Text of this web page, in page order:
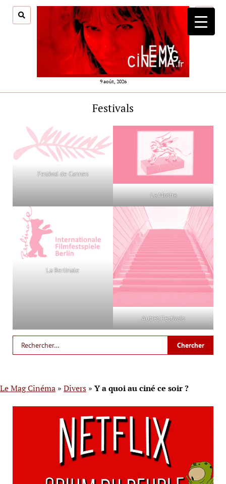
9 août, 2026
menu
Festivals
Festival de Cannes
La Mostra
La Berlinale
Autres Festivals
Le Mag Cinéma » Divers » Y a quoi au ciné ce soir ?